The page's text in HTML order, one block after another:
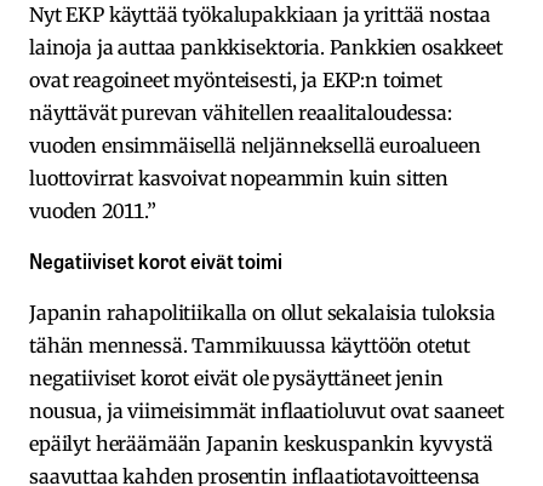
Nyt EKP käyttää työkalupakkiaan ja yrittää nostaa
lainoja ja auttaa pankkisektoria. Pankkien osakkeet
ovat reagoineet myönteisesti, ja EKP:n toimet
näyttävät purevan vähitellen reaalitaloudessa:
vuoden ensimmäisellä neljänneksellä euroalueen
luottovirrat kasvoivat nopeammin kuin sitten
vuoden 2011.”
Negatiiviset korot eivät toimi
Japanin rahapolitiikalla on ollut sekalaisia tuloksia
tähän mennessä. Tammikuussa käyttöön otetut
negatiiviset korot eivät ole pysäyttäneet jenin
nousua, ja viimeisimmät inflaatioluvut ovat saaneet
epäilyt heräämään Japanin keskuspankin kyvystä
saavuttaa kahden prosentin inflaatiotavoitteensa